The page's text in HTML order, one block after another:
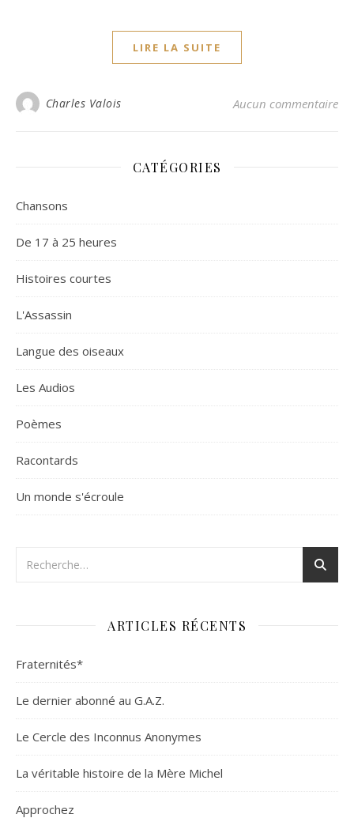
LIRE LA SUITE
Charles Valois Aucun commentaire
CATÉGORIES
Chansons
De 17 à 25 heures
Histoires courtes
L'Assassin
Langue des oiseaux
Les Audios
Poèmes
Racontards
Un monde s'écroule
ARTICLES RÉCENTS
Fraternités*
Le dernier abonné au G.A.Z.
Le Cercle des Inconnus Anonymes
La véritable histoire de la Mère Michel
Approchez